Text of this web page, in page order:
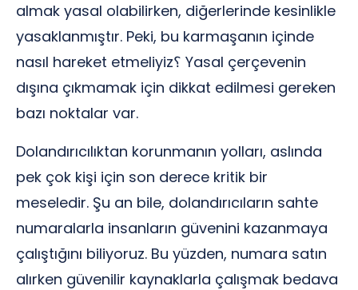
almak yasal olabilirken, diğerlerinde kesinlikle
yasaklanmıştır. Peki, bu karmaşanın içinde
nasıl hareket etmeliyiz؟ Yasal çerçevenin
dışına çıkmamak için dikkat edilmesi gereken
bazı noktalar var.
Dolandırıcılıktan korunmanın yolları, aslında
pek çok kişi için son derece kritik bir
meseledir. Şu an bile, dolandırıcıların sahte
numaralarla insanların güvenini kazanmaya
çalıştığını biliyoruz. Bu yüzden, numara satın
alırken güvenilir kaynaklarla çalışmak bedava